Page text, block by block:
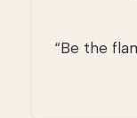
“Be the